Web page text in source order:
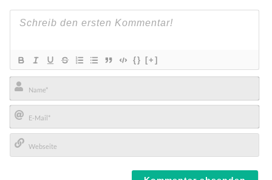
{} [+]
Name*
E-
Mail*